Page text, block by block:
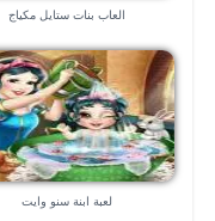
العاب بنات ستايل مكياج
لعبة ابنة سنو وايت